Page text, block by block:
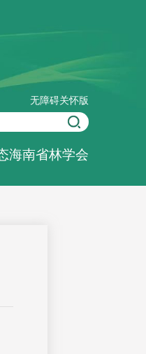
无障碍关怀版
海南省林学会